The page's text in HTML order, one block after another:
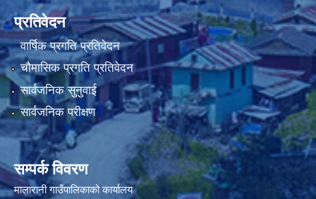
प्रतिवेदन
वार्षिक प्रगति प्रतिवेदन
चौमासिक प्रगति प्रतिवेदन
सार्वजनिक सुनुवाई
सार्वजनिक परीक्षण
सम्पर्क विवरण
मालारानी गाउँपालिकाको कार्यालय